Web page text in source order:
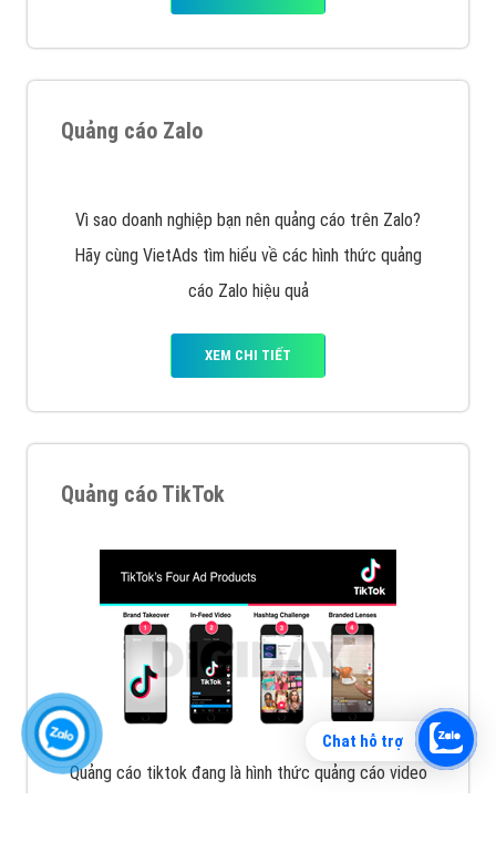
Chat hỗ trợ
Cốc Cốc là trình duyệt web trực tuyến hiệu quả, hãy
cùng VietAds tìm hiểu về các hình thức quảng cáo
của trình duyệt Cốc Cốc
Vì sao doanh nghiệp bạn nên quảng cáo trên Zalo?
Hãy cùng VietAds tìm hiểu về các hình thức quảng
cáo Zalo hiệu quả